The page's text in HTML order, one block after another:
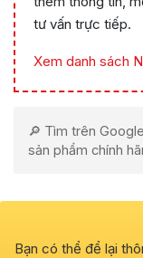
tư vấn trực tiếp.
Xem danh sách
🔎 Tìm trên Google
sản phẩm chính
Bạn có thể để lại